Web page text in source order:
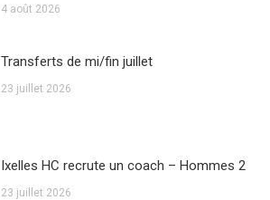
4 août 2026
Transferts de mi/fin juillet
23 juillet 2026
Ixelles HC recrute un coach – Hommes 2
23 juillet 2026